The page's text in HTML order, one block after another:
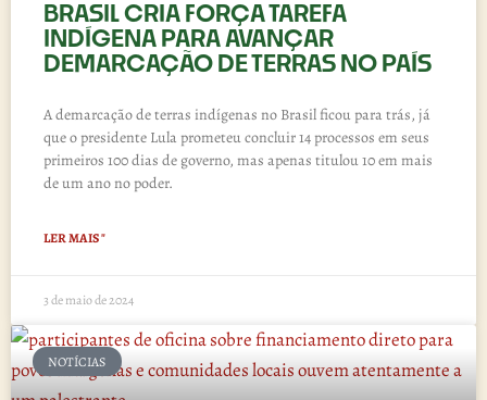
BRASIL CRIA FORÇA TAREFA
INDÍGENA PARA AVANÇAR
DEMARCAÇÃO DE TERRAS NO PAÍS
A demarcação de terras indígenas no Brasil ficou para trás, já
que o presidente Lula prometeu concluir 14 processos em seus
primeiros 100 dias de governo, mas apenas titulou 10 em mais
de um ano no poder.
LER MAIS "
3 de maio de 2024
NOTÍCIAS